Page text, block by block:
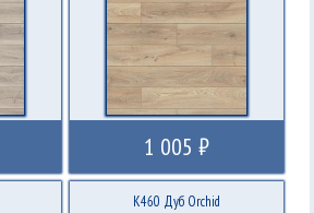
1 005 ₽
K460 Дуб Orchid